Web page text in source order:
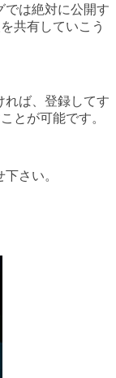
では絶対に公開す
共有していこう
れば、登録してす
とが可能です。
さい。